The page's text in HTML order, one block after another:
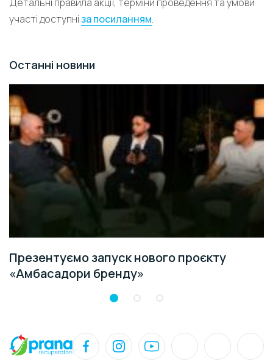
участі доступніза посиланням.
Останні новини
Презентуємо запуск нового проєкту
«Амбасадори бренду»